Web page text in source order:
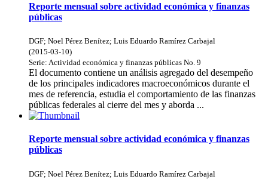
Reporte mensual sobre actividad económica y finanzas
públicas
DGF; Noel Pérez Benítez; Luis Eduardo Ramírez Carbajal
(2015-03-10)
Serie: Actividad económica y finanzas públicas No. 9
El documento contiene un análisis agregado del desempeño
de los principales indicadores macroeconómicos durante el
mes de referencia, estudia el comportamiento de las finanzas
públicas federales al cierre del mes y aborda ...
Reporte mensual sobre actividad económica y finanzas
públicas
DGF; Noel Pérez Benítez; Luis Eduardo Ramírez Carbajal